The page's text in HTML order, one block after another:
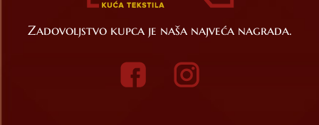
Zadovoljstvo kupca je naša najveća nagrada.